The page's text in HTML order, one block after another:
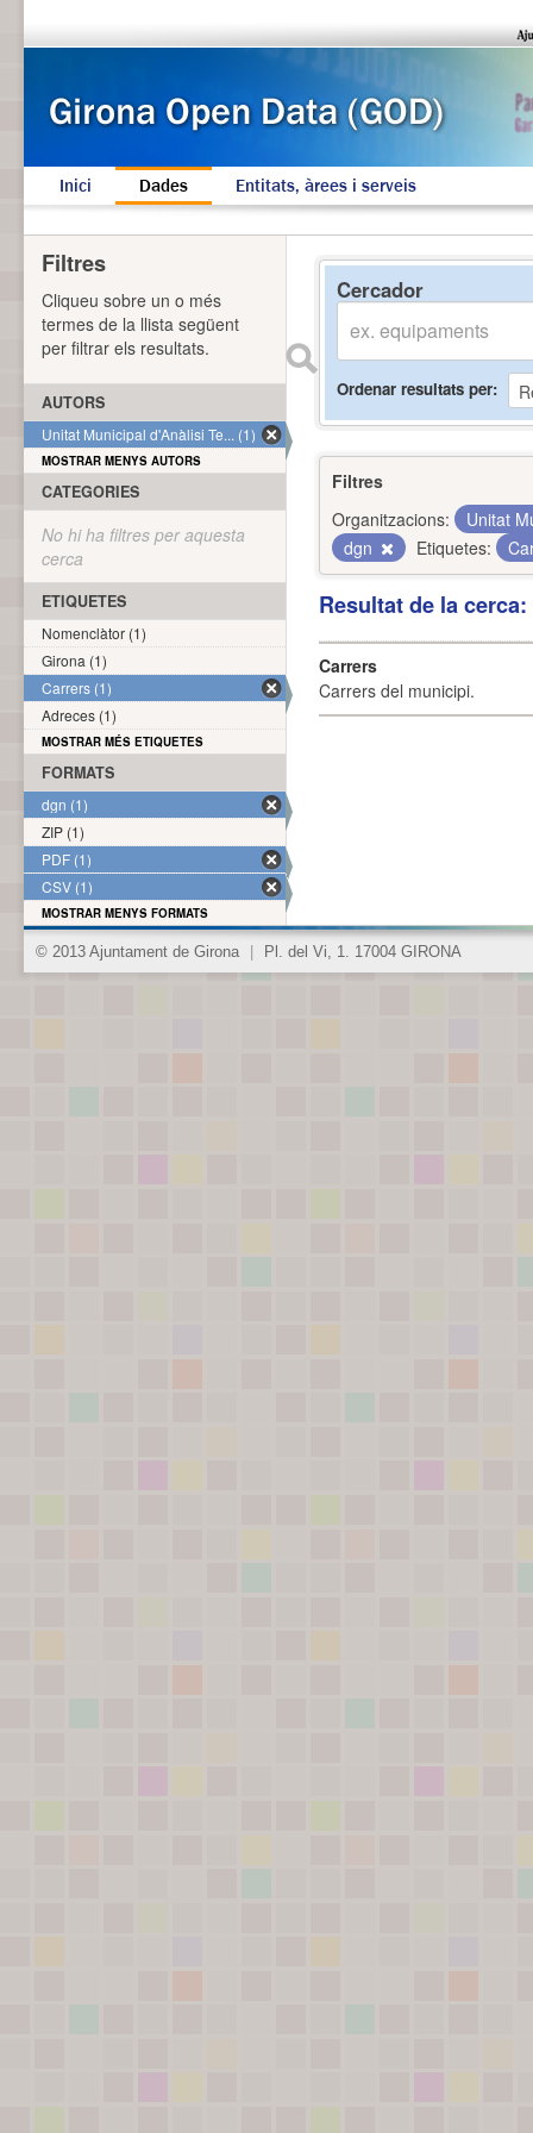
Inici Dades Entitats, àrees i serveis
Cercador
Ordenar resultats per
Filtres
Organitzacions:
Unitat
dgn
Etiquetes:
Resultat de la
Carrers
Carrers del municipi.
Filtres
Cliqueu sobre un o més
termes de la llista següent
per filtrar els resultats.
AUTORS
Unitat Municipal d'Anàlisi Te... (1)
MOSTRAR MENYS AUTORS
CATEGORIES
No hi ha filtres per aquesta
cerca
ETIQUETES
Nomenclàtor (1)
Girona (1)
Carrers (1)
Adreces (1)
MOSTRAR MÉS ETIQUETES
FORMATS
dgn (1)
ZIP (1)
PDF (1)
CSV (1)
MOSTRAR MENYS FORMATS
© 2013 Ajuntament de Girona Pl. del Vi, 1. 17004 GIRONA